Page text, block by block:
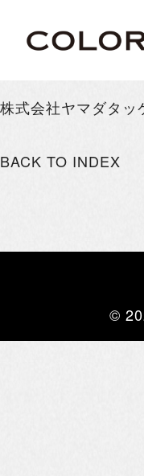
株式会社ヤマダタッ
BACK TO INDEX
©